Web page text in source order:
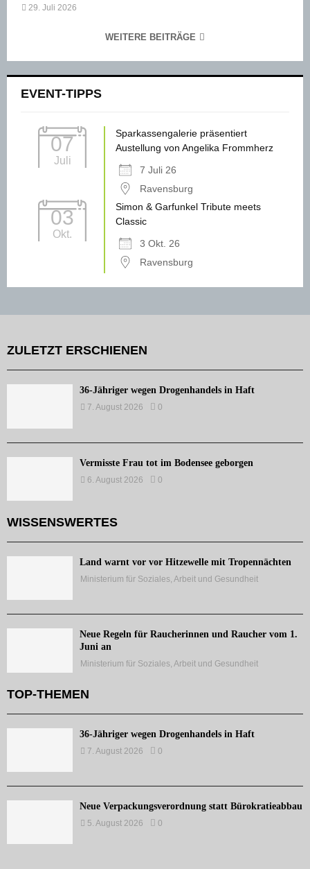
29. Juli 2026
WEITERE BEITRÄGE
EVENT-TIPPS
07
Juli
Sparkassengalerie präsentiert
Austellung von Angelika Frommherz
7 Juli 26
Ravensburg
03
Okt.
Simon & Garfunkel Tribute meets
Classic
3 Okt. 26
Ravensburg
ZULETZT ERSCHIENEN
36-Jähriger wegen Drogenhandels in Haft
7. August 2026 0
Vermisste Frau tot im Bodensee geborgen
6. August 2026 0
WISSENSWERTES
Land warnt vor vor Hitzewelle mit Tropennächten
Ministerium für Soziales, Arbeit und Gesundheit
Neue Regeln für Raucherinnen und Raucher vom 1.
Juni an
Ministerium für Soziales, Arbeit und Gesundheit
TOP-THEMEN
36-Jähriger wegen Drogenhandels in Haft
7. August 2026 0
Neue Verpackungsverordnung statt Bürokratieabbau
5. August 2026 0